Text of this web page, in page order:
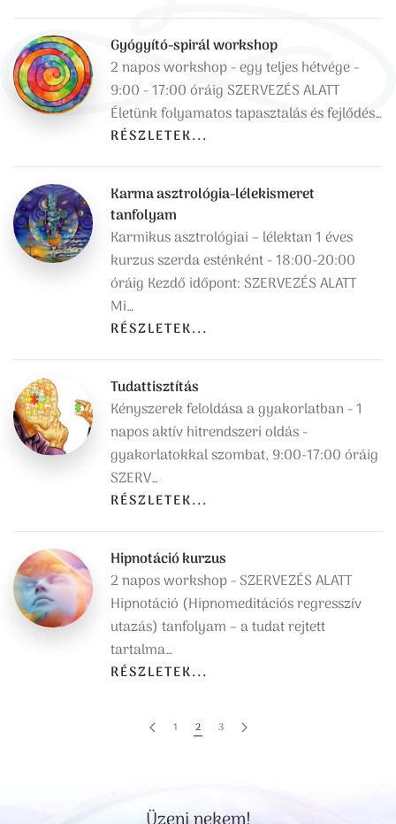
Gyógyító-spirál workshop
2 napos workshop - egy teljes hétvége -
9:00 - 17:00 óráig SZERVEZÉS ALATT
Életünk folyamatos tapasztalás és fejlődés…
RÉSZLETEK...
Karma asztrológia-lélekismeret
tanfolyam
Karmikus asztrológiai – lélektan 1 éves
kurzus szerda esténként - 18:00-20:00
óráig Kezdő időpont: SZERVEZÉS ALATT
Mi…
RÉSZLETEK...
Tudattisztítás
Kényszerek feloldása a gyakorlatban - 1
napos aktív hitrendszeri oldás -
gyakorlatokkal szombat, 9:00-17:00 óráig
SZERV…
RÉSZLETEK...
Hipnotáció kurzus
2 napos workshop - SZERVEZÉS ALATT
Hipnotáció (Hipnomeditációs regresszív
utazás) tanfolyam – a tudat rejtett
tartalma…
RÉSZLETEK...
1 2 3